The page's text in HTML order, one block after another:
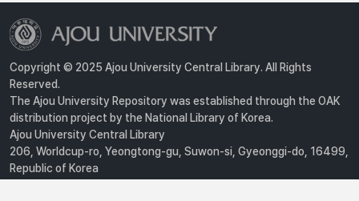
Copyright © 2025 Ajou University Central Library. All Rights
Reserved.
The Ajou University Repository was established through the OAK
distribution project by the National Library of Korea.
Ajou University Central Library
206, Worldcup-ro, Yeongtong-gu, Suwon-si, Gyeonggi-do, 16499,
Republic of Korea